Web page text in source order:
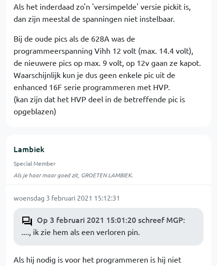
Als het inderdaad zo'n 'versimpelde' versie pickit is,
dan zijn meestal de spanningen niet instelbaar.
Bij de oude pics als de 628A was de
programmeerspanning Vihh 12 volt (max. 14.4 volt),
de nieuwere pics op max. 9 volt, op 12v gaan ze kapot.
Waarschijnlijk kun je dus geen enkele pic uit de
enhanced 16F serie programmeren met HVP.
(kan zijn dat het HVP deel in de betreffende pic is
opgeblazen)
Lambiek
Special Member
Als je haar maar goed zit, GROETEN LAMBIEK.
woensdag 3 februari 2021 15:12:31
Op 3 februari 2021 15:01:20 schreef MGP:
...., ik zie hem als een verloren pin.
Als hij nodig is voor het programmeren is hij niet